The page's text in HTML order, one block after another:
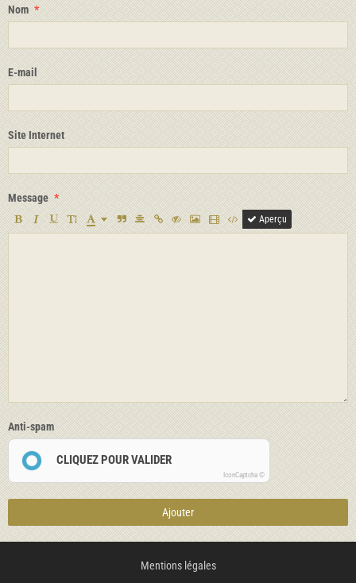
Nom
E-mail
Site Internet
Message
Aperçu
Anti-spam
CLIQUEZ POUR VALIDER
IconCaptcha ©
Ajouter
Mentions légales